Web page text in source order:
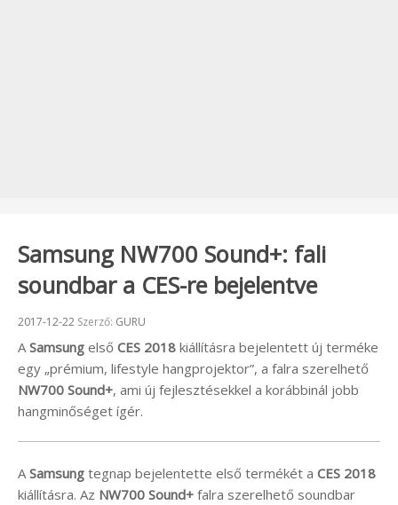
Samsung NW700 Sound+: fali
soundbar a CES-re bejelentve
Beküldve:
2017-12-22 Szerző: GURU
A Samsung első CES 2018 kiállításra bejelentett új terméke
egy „prémium, lifestyle hangprojektor”, a falra szerelhető
NW700 Sound+, ami új fejlesztésekkel a korábbinál jobb
hangminőséget ígér.
A Samsung tegnap bejelentette első termékét a CES 2018
kiállításra. Az NW700 Sound+ falra szerelhető soundbar